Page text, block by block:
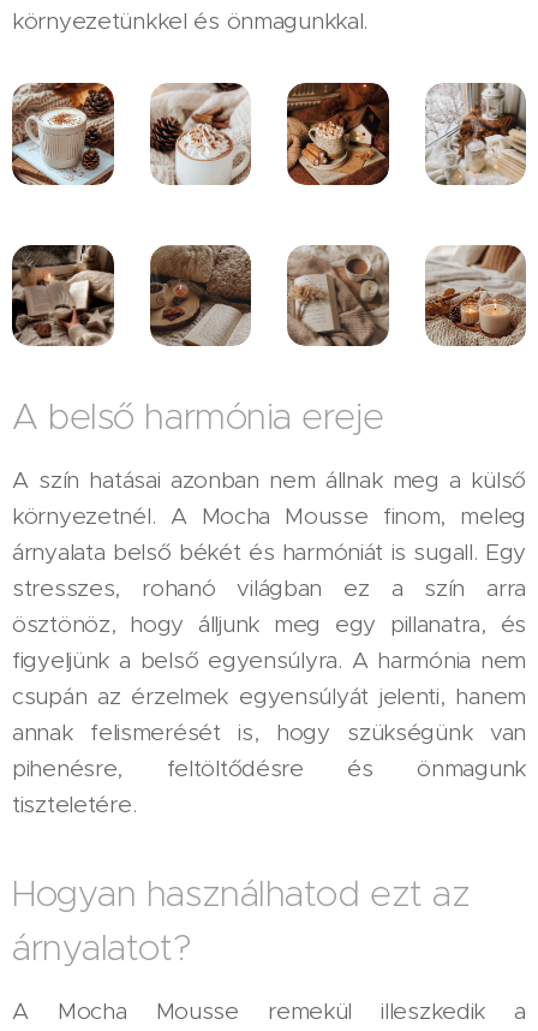
környezetünkkel és önmagunkkal.
A belső harmónia ereje
A szín hatásai azonban nem állnak meg a külső
környezetnél. A Mocha Mousse finom, meleg
árnyalata belső békét és harmóniát is sugall. Egy
stresszes, rohanó világban ez a szín arra
ösztönöz, hogy álljunk meg egy pillanatra, és
figyeljünk a belső egyensúlyra. A harmónia nem
csupán az érzelmek egyensúlyát jelenti, hanem
annak felismerését is, hogy szükségünk van
pihenésre, feltöltődésre és önmagunk
tiszteletére.
Hogyan használhatod ezt az
árnyalatot?
A Mocha Mousse remekül illeszkedik a